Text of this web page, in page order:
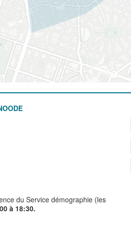
du Service démographie (les
à 18:30.